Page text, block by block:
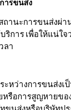
ารขนส่ง
านะการขนส่งผ่า
การ เพื่อให้แน่ใจ
ลา
หว่างการขนส่งเ
หรือการสูญหายขอ